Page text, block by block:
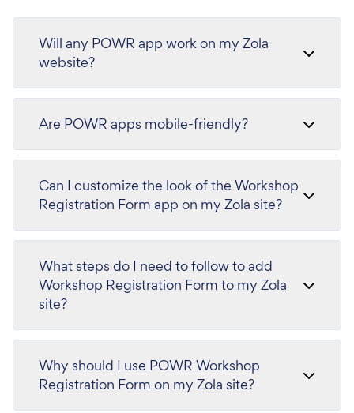
Will any POWR app work on my Zola
website?
Are POWR apps mobile-friendly?
Can I customize the look of the Workshop
Registration Form app on my Zola site?
What steps do I need to follow to add
Workshop Registration Form to my Zola
site?
Why should I use POWR Workshop
Registration Form on my Zola site?